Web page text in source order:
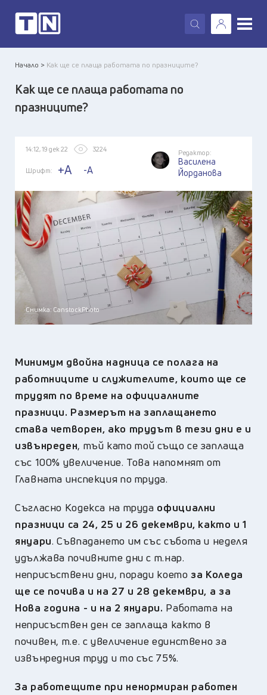
X
Начало > Как ще се плаща работата по празниците?
Как ще се плаща работата по
празниците?
14:12, 19 дек 22 3224
Шрифт: +A -A
Редактор:
Василена
Йорданова
Снимка: CanstockPhoto
Минимум двойна надница се полага на
работниците и служителите, които ще се
трудят по време на официалните
празници. Размерът на заплащането
става четворен, ако трудът в тези дни е и
извънреден, тъй като той също се заплаща
със 100% увеличение. Това напомнят от
Главната инспекция по труда.
Съгласно Кодекса на труда официални
празници са 24, 25 и 26 декември, както и 1
януари. Съвпадането им със събота и неделя
удължава почивните дни с т.нар.
неприсъствени дни, поради което за Коледа
ще се почива и на 27 и 28 декември, а за
Нова година - и на 2 януари. Работата на
неприсъствен ден се заплаща както в
почивен, т.е. с увеличение единствено за
извънредния труд и то със 75%.
За работещите при ненормиран работен